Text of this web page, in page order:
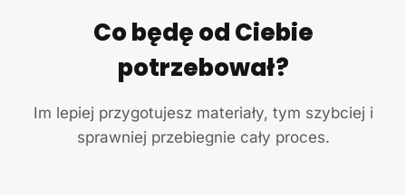
Co będę od Ciebie
potrzebował?
Im lepiej przygotujesz materiały, tym szybciej i
sprawniej przebiegnie cały proces.